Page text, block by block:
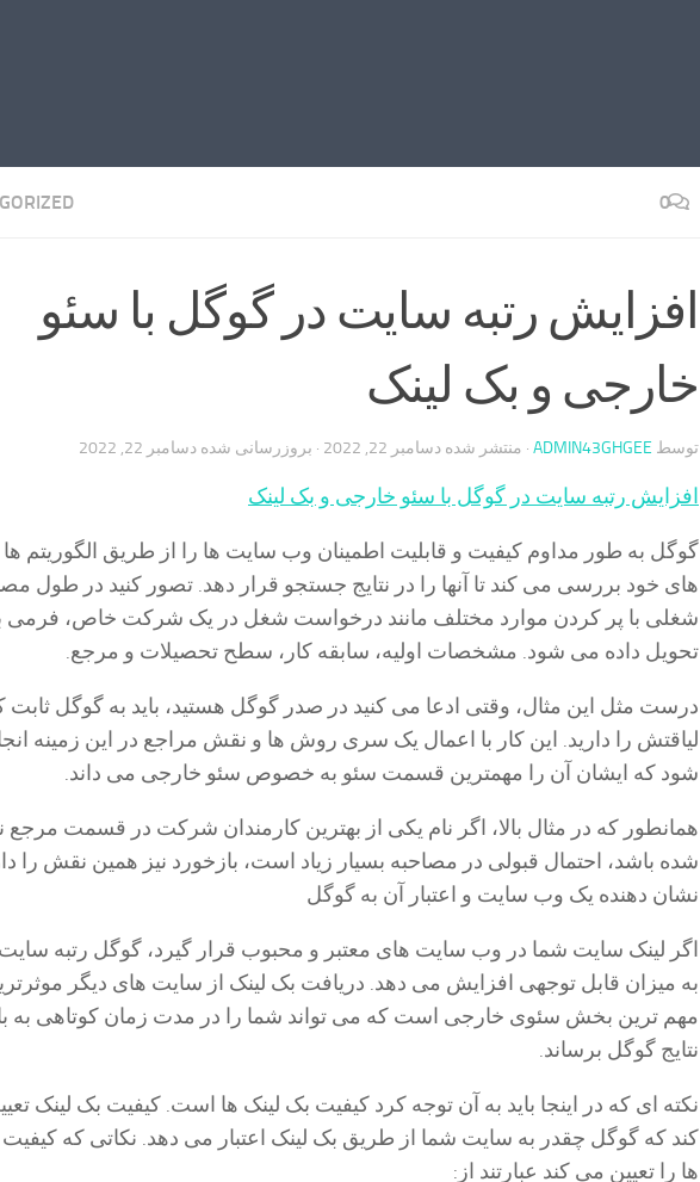
0
افزایش رتبه سایت در گوگل با سئو
خارجی و بک لینک
توسط ADMIN43GHGEE · منتشر شده دسامبر 22, 2022 · بروزرسانی شده دسامبر 22, 2022
افزایش رتبه سایت در گوگل با سئو خارجی و بک لینک
گوگل به طور مداوم کیفیت و قابلیت اطمینان وب سایت ها را از طریق الگوریتم
های خود بررسی می کند تا آنها را در نتایج جستجو قرار دهد. تصور کنید در طول
شغلی با پر کردن موارد مختلف مانند درخواست شغل در یک شرکت خاص، فرمی
تحویل داده می شود. مشخصات اولیه، سابقه کار، سطح تحصیلات و مرجع.
درست مثل این مثال، وقتی ادعا می کنید در صدر گوگل هستید، باید به گوگل ثابت
لیاقتش را دارید. این کار با اعمال یک سری روش ها و نقش مراجع در این زمینه
شود که ایشان آن را مهمترین قسمت سئو به خصوص سئو خارجی می داند.
همانطور که در مثال بالا، اگر نام یکی از بهترین کارمندان شرکت در قسمت مرجع
شده باشد، احتمال قبولی در مصاحبه بسیار زیاد است، بازخورد نیز همین نقش را
نشان دهنده یک وب سایت و اعتبار آن به گوگل
اگر لینک سایت شما در وب سایت های معتبر و محبوب قرار گیرد، گوگل رتبه
به میزان قابل توجهی افزایش می دهد. دریافت بک لینک از سایت های دیگر
مهم ترین بخش سئوی خارجی است که می تواند شما را در مدت زمان کوتاهی به
نتایج گوگل برساند.
نکته ای که در اینجا باید به آن توجه کرد کیفیت بک لینک ها است. کیفیت بک لینک
کند که گوگل چقدر به سایت شما از طریق بک لینک اعتبار می دهد. نکاتی که کیفیت
ها را تعیین می کند عبارتند از: